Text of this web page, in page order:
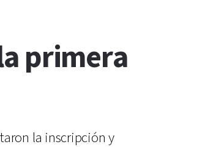
primera
la inscripción y